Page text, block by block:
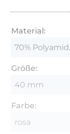
Material:
70%
Größe:
40 mm
Farbe:
rosa